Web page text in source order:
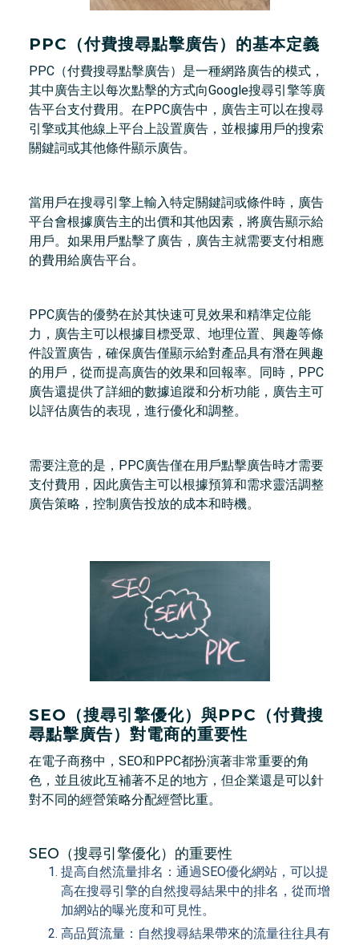
PPC（付費搜尋點擊廣告）的基本定義
PPC（付費搜尋點擊廣告）是一種網路廣告的模式，
其中廣告主以每次點擊的方式向Google搜尋引擎等廣
告平台支付費用。在PPC廣告中，廣告主可以在搜尋
引擎或其他線上平台上設置廣告，並根據用戶的搜索
關鍵詞或其他條件顯示廣告。
當用戶在搜尋引擎上輸入特定關鍵詞或條件時，廣告
平台會根據廣告主的出價和其他因素，將廣告顯示給
用戶。如果用戶點擊了廣告，廣告主就需要支付相應
的費用給廣告平台。
PPC廣告的優勢在於其快速可見效果和精準定位能
力，廣告主可以根據目標受眾、地理位置、興趣等條
件設置廣告，確保廣告僅顯示給對產品具有潛在興趣
的用戶，從而提高廣告的效果和回報率。同時，PPC
廣告還提供了詳細的數據追蹤和分析功能，廣告主可
以評估廣告的表現，進行優化和調整。
需要注意的是，PPC廣告僅在用戶點擊廣告時才需要
支付費用，因此廣告主可以根據預算和需求靈活調整
廣告策略，控制廣告投放的成本和時機。
SEO（搜尋引擎優化）與PPC（付費搜
尋點擊廣告）對電商的重要性
在電子商務中，SEO和PPC都扮演著非常重要的角
色，並且彼此互補著不足的地方，但企業還是可以針
對不同的經營策略分配經營比重。
SEO（搜尋引擎優化）的重要性
提高自然流量排名：通過SEO優化網站，可以提
高在搜尋引擎的自然搜尋結果中的排名，從而增
加網站的曝光度和可見性。
高品質流量：自然搜尋結果帶來的流量往往具有